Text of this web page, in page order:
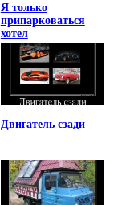
Я только
припарковаться
хотел
Двигатель сзади